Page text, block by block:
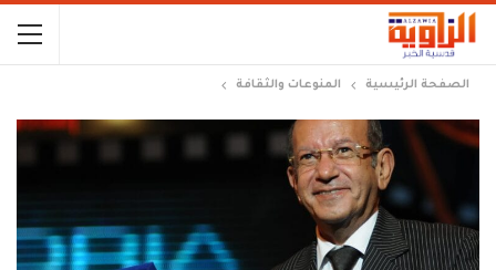
الصفحة الرئيسية المنوعات والثقافة